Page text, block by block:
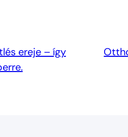
ereje – így